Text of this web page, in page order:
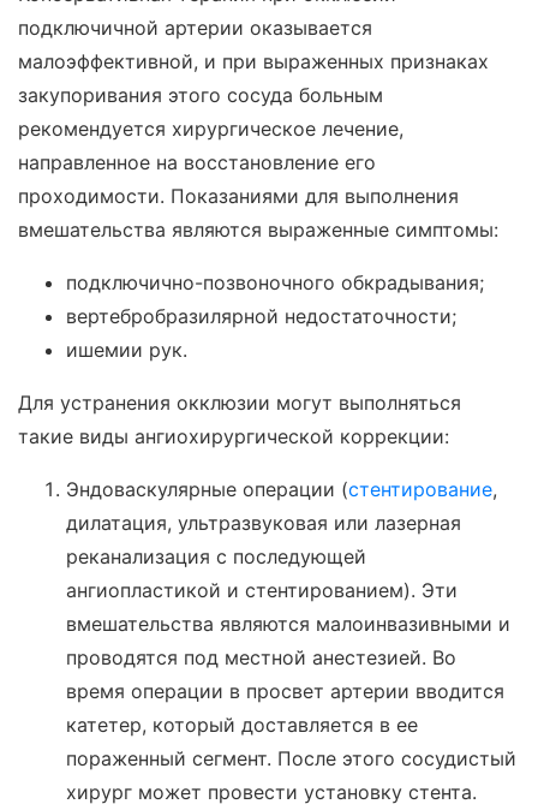
подключичной артерии оказывается
малоэффективной, и при выраженных признаках
закупоривания этого сосуда больным
рекомендуется хирургическое лечение,
направленное на восстановление его
проходимости. Показаниями для выполнения
вмешательства являются выраженные симптомы:
подключично-позвоночного обкрадывания;
вертебробразилярной недостаточности;
ишемии рук.
Для устранения окклюзии могут выполняться
такие виды ангиохирургической коррекции:
Эндоваскулярные операции (стентирование,
дилатация, ультразвуковая или лазерная
реканализация с последующей
ангиопластикой и стентированием). Эти
вмешательства являются малоинвазивными и
проводятся под местной анестезией. Во
время операции в просвет артерии вводится
катетер, который доставляется в ее
пораженный сегмент. После этого сосудистый
хирург может провести установку стента.